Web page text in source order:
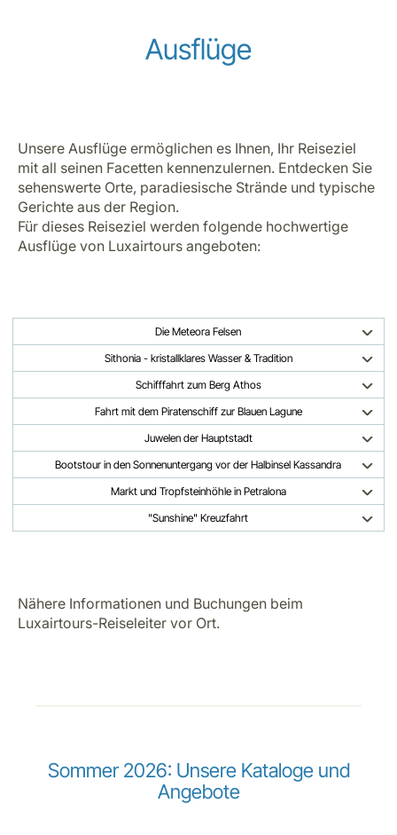
Ausflüge
Unsere Ausflüge ermöglichen es Ihnen, Ihr Reiseziel
mit all seinen Facetten kennenzulernen. Entdecken Sie
sehenswerte Orte, paradiesische Strände und typische
Gerichte aus der Region.
Für dieses Reiseziel werden folgende hochwertige
Ausflüge von Luxairtours angeboten:
Die Meteora Felsen
Sithonia - kristallklares Wasser & Tradition
Schifffahrt zum Berg Athos
Fahrt mit dem Piratenschiff zur Blauen Lagune
Juwelen der Hauptstadt
Bootstour in den Sonnenuntergang vor der Halbinsel Kassandra
Markt und Tropfsteinhöhle in Petralona
"Sunshine" Kreuzfahrt
Nähere Informationen und Buchungen beim
Luxairtours-Reiseleiter vor Ort.
Sommer 2026: Unsere Kataloge und
Angebote